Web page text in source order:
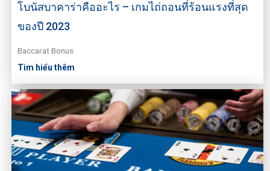
โบนัสบาคาร่าคืออะไร – เกมไถ่ถอนที่ร้อนแรงที่สุด
ของปี 2023
Baccarat Bonus
Tìm hiểu thêm